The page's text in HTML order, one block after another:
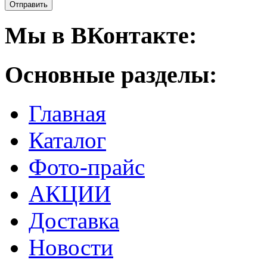
Мы в ВКонтакте:
Основные разделы:
Главная
Каталог
Фото-прайс
АКЦИИ
Доставка
Новости